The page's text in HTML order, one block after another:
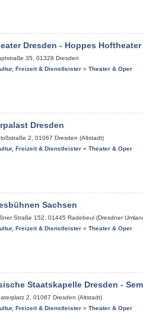
Dresden - Hoppes Hoftheater
35 01328 Dresden
Freizeit & Dienstleister » Theater & Oper
Dresden
2 01067 Dresden (Altstadt)
Freizeit & Dienstleister » Theater & Oper
Sachsen
Straße 152 01445 Radebeul (Dresdner
Freizeit & Dienstleister » Theater & Oper
Staatskapelle Dresden -
2 01067 Dresden (Altstadt)
Freizeit & Dienstleister » Theater & Oper